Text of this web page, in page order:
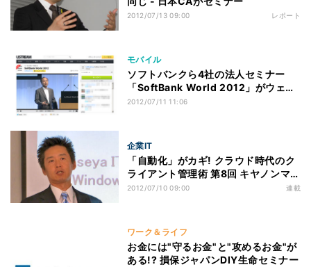
2012/07/13 09:00 レポート
モバイル
ソフトバンクら4社の法人セミナー
「SoftBank World 2012」がウェブ
で放映中
2012/07/11 11:06
企業IT
「自動化」がカギ! クラウド時代のク
ライアント管理術 第8回 キヤノンマー
ケティングジャパンがWindows 7へ
2012/07/10 09:00 連載
ワーク＆ライフ
お金には"守るお金"と"攻めるお金"が
ある!? 損保ジャパンDIY生命セミナー